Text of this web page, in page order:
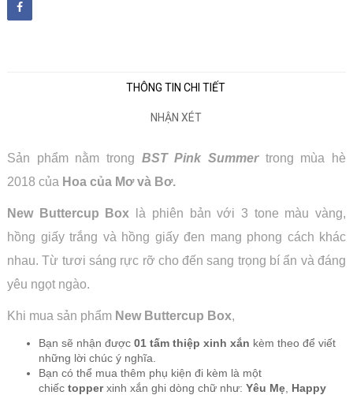
THÔNG TIN CHI TIẾT
NHẬN XÉT
Sản phẩm nằm trong BST Pink Summer trong mùa hè
2018 của Hoa của Mơ và Bơ.
New Buttercup Box
là phiên bản với 3 tone màu vàng,
hồng giấy trắng và hồng giấy đen mang phong cách khác
nhau. Từ tươi sáng rực rỡ cho đến sang trọng bí ẩn và đáng
yêu ngọt ngào.
Khi mua sản phẩm New Buttercup Box,
Bạn sẽ nhận được 01 tấm thiệp xinh xắn kèm theo để viết
những lời chúc ý nghĩa.
Bạn có thể mua thêm phụ kiện đi kèm là một
chiếc topperxinh xắn ghi dòng chữ như: Yêu Mẹ Happy